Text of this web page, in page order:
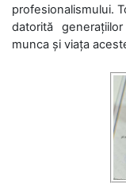
profesionalismului.
datorită
munca și viața